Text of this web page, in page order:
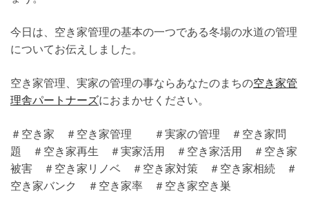
今日は、空き家管理の基本の一つである冬場の水道の管理
についてお伝えしました。
空き家管理、実家の管理の事ならあなたのまちの空き家管
理舎パートナーズにおまかせください。
＃空き家 ＃空き家管理 ＃実家の管理 ＃空き家問
題 ＃空き家再生 ＃実家活用 ＃空き家活用 ＃空き家
被害 ＃空き家リノベ ＃空き家対策 ＃空き家相続 ＃
空き家バンク ＃空き家率 ＃空き家空き巣